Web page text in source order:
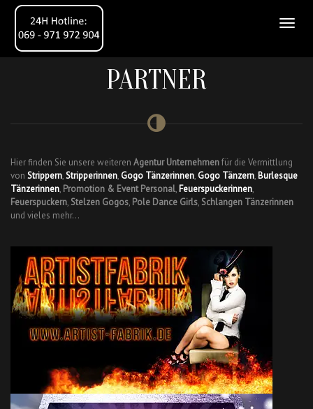
PARTNER
Hier finden Sie unsere weiteren Agentur Unternehmenfür die Vermittlung
von Strippern,Stripperinnen, Gogo Tänzerinnen, Gogo Tänzern, Burlesque
Tänzerinnen, Promotion & Event Personal, Feuerspuckerinnen,
Feuerspuckern, Stelzen Gogos, Pole Dance Girls, Schlangen Tänzerinnen
und vieles mehr…